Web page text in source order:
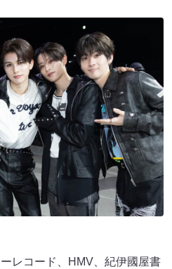
レコード、HMV、紀伊國屋書